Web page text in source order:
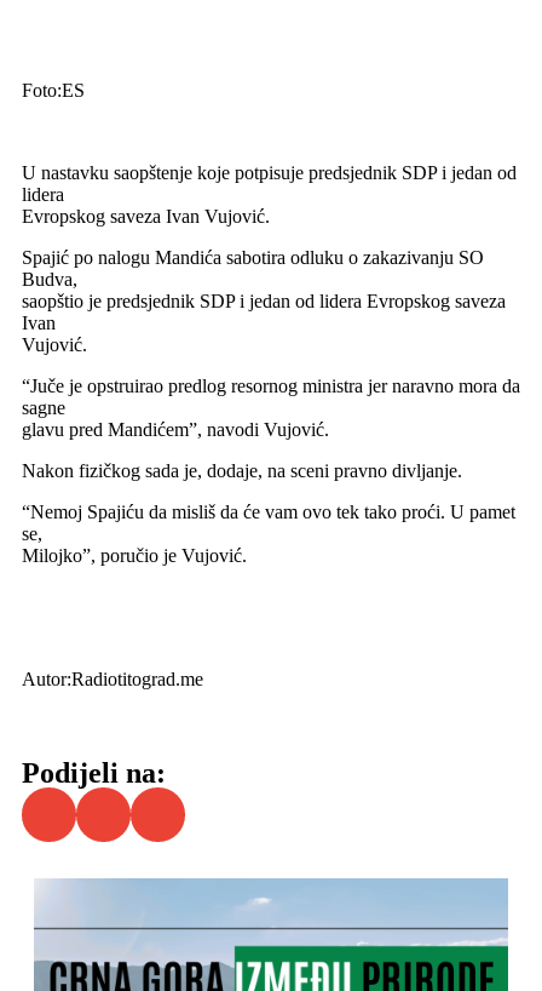
Foto:ES
U nastavku saopštenje koje potpisuje predsjednik SDP i jedan od
lidera
Evropskog saveza Ivan Vujović.
Spajić po nalogu Mandića sabotira odluku o zakazivanju SO
Budva,
saopštio je predsjednik SDP i jedan od lidera Evropskog saveza
Ivan
Vujović.
“Juče je opstruirao predlog resornog ministra jer naravno mora da
sagne
glavu pred Mandićem”, navodi Vujović.
Nakon fizičkog sada je, dodaje, na sceni pravno divljanje.
“Nemoj Spajiću da misliš da će vam ovo tek tako proći. U pamet
se,
Milojko”, poručio je Vujović.
Autor:Radiotitograd.me
Podijeli na: